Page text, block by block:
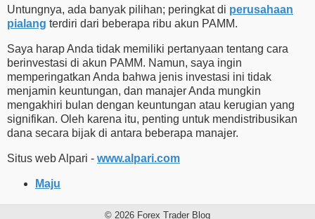
Untungnya, ada banyak pilihan; peringkat di perusahaan
pialang terdiri dari beberapa ribu akun PAMM.
Saya harap Anda tidak memiliki pertanyaan tentang cara
berinvestasi di akun PAMM. Namun, saya ingin
memperingatkan Anda bahwa jenis investasi ini tidak
menjamin keuntungan, dan manajer Anda mungkin
mengakhiri bulan dengan keuntungan atau kerugian yang
signifikan. Oleh karena itu, penting untuk mendistribusikan
dana secara bijak di antara beberapa manajer.
Situs web Alpari - www.alpari.com
Maju
© 2026 Forex Trader Blog